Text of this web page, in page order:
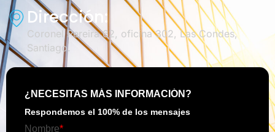
Dirección:
Coronel Pereira 62, oficina 302, Las Condes,
Santiago.